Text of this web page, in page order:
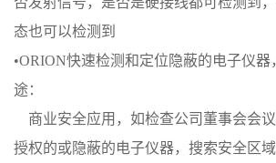
态也可以检测到
•ORION快速检测和定位隐蔽的电子仪器
途：
商业安全应用，如检查公司董事会会
授权的或隐蔽的电子仪器，搜索安全区